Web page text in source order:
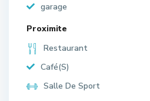
garage
Proximite
Restaurant
Café(S)
Salle De Sport